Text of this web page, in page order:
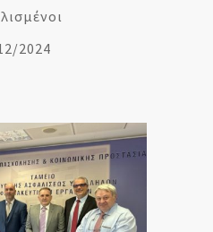
2024